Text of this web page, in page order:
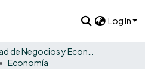
Log In
Economía